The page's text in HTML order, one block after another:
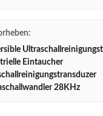
Eintaucher
28KHz